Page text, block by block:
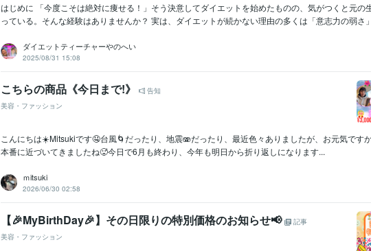
はじめに 「今度こそは絶対に痩せる！」そう決意してダイエットを始めたものの、気がつくと元の
っている。そんな経験はありませんか？ 実は、ダイエットが続かない理由の多くは「意志力の弱さ
ダイエットティーチャーやのへい
2025/08/31 15:08
こちらの商品《今日まで!》
告知
美容・ファッション
こんにちは☀️Mitsukiです🤤台風🌀だったり、地震🫨だったり、最近色々ありましたが、お元気です
本番に近づいてきましたね🥵今日で6月も終わり、今年も明日から折り返しになります...
ｍitsuki
2026/06/30 02:58
【🎉MyBirthDay🎉】その日限りの特別価格のお知らせ📢
記事
美容・ファッション